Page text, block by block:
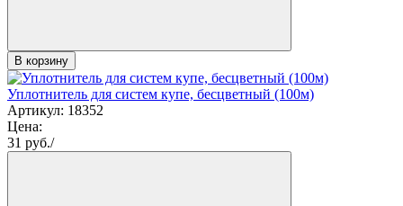
В корзину
Уплотнитель для систем купе, бесцветный (100м)
Артикул: 18352
Цена:
31 руб./